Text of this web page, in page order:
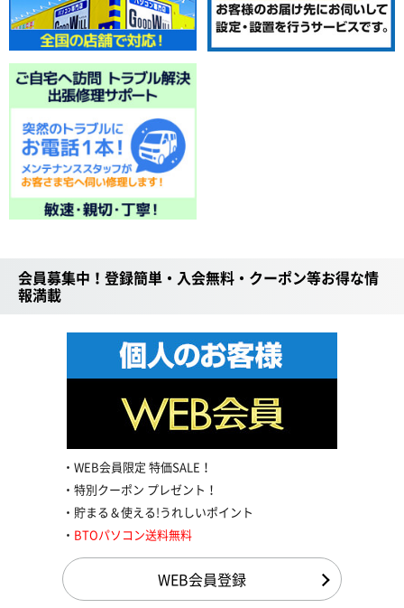
会員募集中！登録簡単・入会無料・クーポン等お得な情
報満載
WEB会員限定 特価SALE！
特別クーポン プレゼント！
貯まる＆使える!うれしいポイント
BTOパソコン送料無料
WEB会員登録